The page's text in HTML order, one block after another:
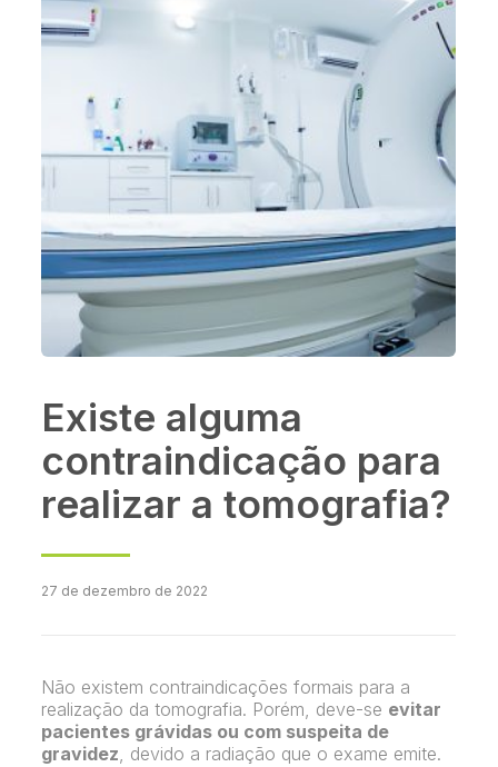
Existe alguma
contraindicação para
realizar a tomografia?
27 de dezembro de 2022
Não existem contraindicações formais para a
realização da tomografia. Porém, deve-se evitar
pacientes grávidas ou com suspeita de
gravidez, devido a radiação que o exame emite.